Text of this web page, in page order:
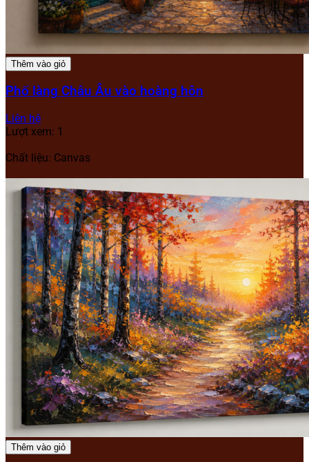
Thêm vào giỏ
Phố làng Châu Âu vào hoàng hôn
Liên hệ
Lượt xem: 1
Chất liệu: Canvas
Thêm vào giỏ